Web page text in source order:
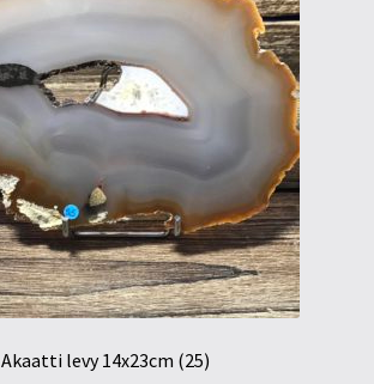
Akaatti levy 14x23cm (25)